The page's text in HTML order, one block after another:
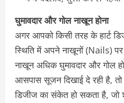
घुमावदार और गोल नाखून होना
अगर आपको किसी तरह के हार्ट
स्थिति में अपने नाखूनों (Nails)
नाखून अधिक घुमावदार और गोल
आसपास सूजन दिखाई दे रही है, तो
डिजीज का संकेत हो सकता है, जो